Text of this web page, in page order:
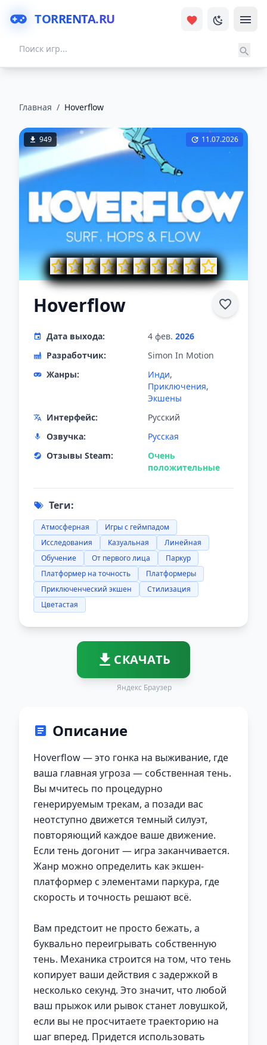
TORRENTA.RU
Главная / Hoverflow
949 11.07.2026
Hoverflow
Дата выхода: 4 фев. 2026
Разработчик:
Simon In Motion
Жанры:
Инди,
Приключения,
Экшены
Интерфейс:
Русский
Озвучка:
Русская
Отзывы Steam:
Очень
положительные
Теги:
Атмосферная
Игры с геймпадом
Исследования
Казуальная
Линейная
Обучение
От первого лица
Паркур
Платформер на точность
Платформеры
Приключенческий экшен
Стилизация
Цветастая
СКАЧАТЬ
Яндекс Браузер
Описание
Hoverflow — это гонка на выживание, где
ваша главная угроза — собственная тень.
Вы мчитесь по процедурно
генерируемым трекам, а позади вас
неотступно движется темный силуэт,
повторяющий каждое ваше движение.
Если тень догонит — игра заканчивается.
Жанр можно определить как экшен-
платформер с элементами паркура, где
скорость и точность решают всё.
Вам предстоит не просто бежать, а
буквально переигрывать собственную
тень. Механика строится на том, что тень
копирует ваши действия с задержкой в
несколько секунд. Это значит, что любой
ваш прыжок или рывок станет ловушкой,
если вы не просчитаете траекторию на
шаг вперед. Придется использовать